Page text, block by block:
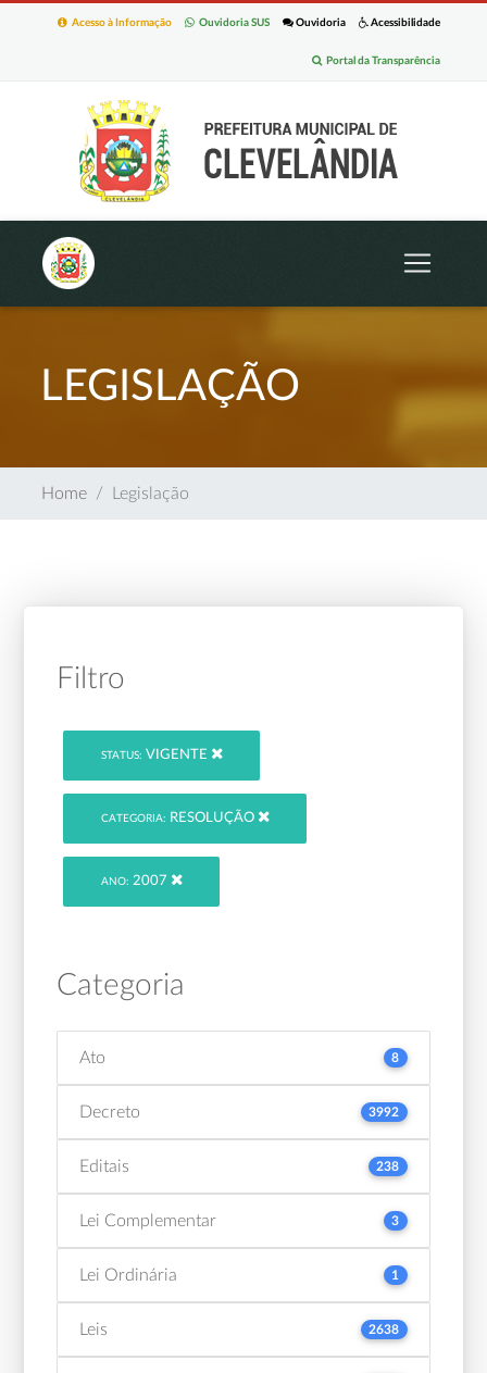
Acessibilidade
Ouvidoria
Ouvidoria SUS
Acesso à Informação
Portal da Transparência
LEGISLAÇÃO
Home Legislação
Filtro
STATUS: VIGENTE
CATEGORIA: RESOLUÇÃO
ANO: 2007
Categoria
Ato 8
Decreto 3992
Editais 238
Lei Complementar 3
Lei Ordinária 1
Leis 2638